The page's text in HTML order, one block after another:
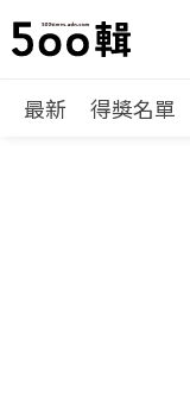
最新 得獎名單